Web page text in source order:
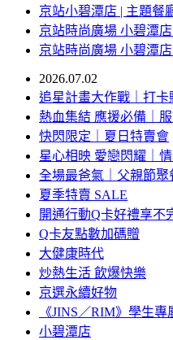
京站小碧潭店 | 主題餐
京站時尚廣場 小碧潭
京站時尚廣場 小碧潭
2026.07.02
追星計畫大作戰｜打
熱血集結 應援必備｜
快閃限定｜夏日特賣會
星心相映 愛戀閃耀｜
全場最爸氣｜父親節聚
夏季特賣 SALE
開通行動Q卡好禮享不
Q卡友點數加碼贈
大健康時代
炒熱生活 飲爆快樂
京選永續好物
《JINS／RIM》學生專
小碧潭店